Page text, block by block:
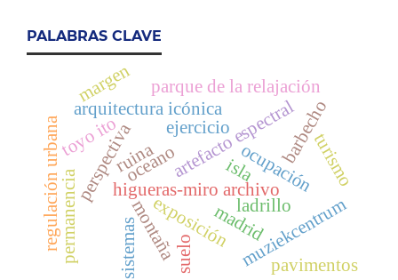
PALABRAS CLAVE
higueras-miro archivo
perspectiva
madrid
ejercicio
artefacto espectral
parque de la relajación
toyo itoruina
arquitectura icónica
exposición
isla
oceano
montaña
permanencia muziekcentrum
sistemas
ocupación
barbecho
margen
regulación urbana turismo
pavimentos
suelo
ladrillo